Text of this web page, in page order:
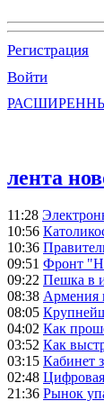
Регистрация
Войти
лента
11:28
10:56
10:36
09:51 Фронт
09:22 Пешка в
08:38 Армения
08:05
04:02 Как
03:52 Как
03:15 Кабинет
02:48
21:36 Рынок